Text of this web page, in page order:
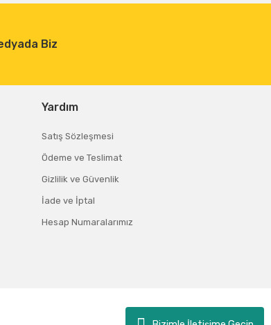
Biz
Yardım
Satış Sözleşmesi
Ödeme ve Teslimat
Gizlilik ve Güvenlik
İade ve İptal
Hesap Numaralarımız